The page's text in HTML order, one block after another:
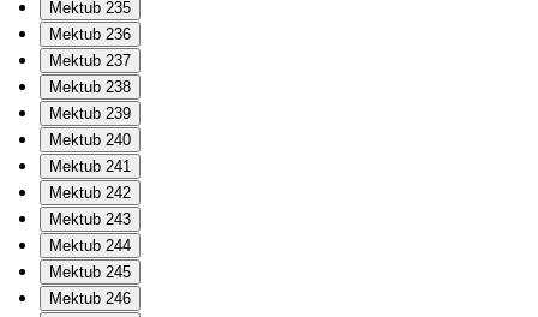
Mektub 235
Mektub 236
Mektub 237
Mektub 238
Mektub 239
Mektub 240
Mektub 241
Mektub 242
Mektub 243
Mektub 244
Mektub 245
Mektub 246